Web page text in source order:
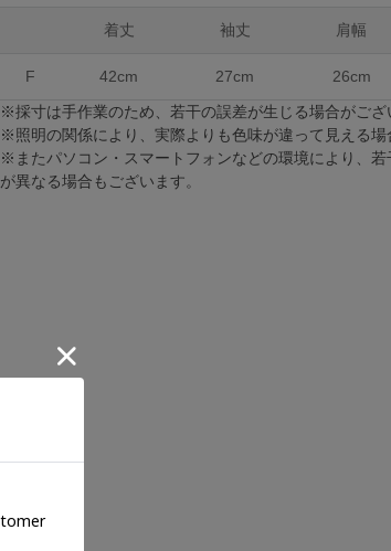
着丈 袖丈 肩幅
F 42cm 27cm 26cm
※採寸は手作業のため、若干の誤差が生じる場合がござ
※照明の関係により、実際よりも色味が違って見える場
※またパソコン・スマートフォンなどの環境により、若
が異なる場合もございます。